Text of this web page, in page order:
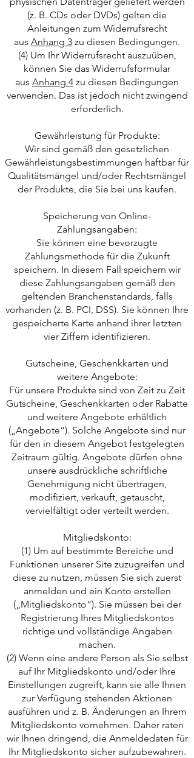
(z. B. CDs oder DVDs) gelten die
Anleitungen zum Widerrufsrecht
aus Anhang 3 zu diesen Bedingungen.
(4) Um Ihr Widerrufsrecht auszuüben,
können Sie das Widerrufsformular
aus Anhang 4 zu diesen Bedingungen
verwenden. Das ist jedoch nicht zwingend
erforderlich.
Gewährleistung für Produkte:
Wir sind gemäß den gesetzlichen
Gewährleistungsbestimmungen haftbar für
Qualitätsmängel und/oder Rechtsmängel
der Produkte, die Sie bei uns kaufen.
Speicherung von Online-
Zahlungsangaben:
Sie können eine bevorzugte
Zahlungsmethode für die Zukunft
speichern. In diesem Fall speichern wir
diese Zahlungsangaben gemäß den
geltenden Branchenstandards, falls
vorhanden (z. B. PCI, DSS). Sie können Ihre
gespeicherte Karte anhand ihrer letzten
vier Ziffern identifizieren.
Gutscheine, Geschenkkarten und
weitere Angebote:
Für unsere Produkte sind von Zeit zu Zeit
Gutscheine, Geschenkkarten oder Rabatte
und weitere Angebote erhältlich
(„Angebote“). Solche Angebote sind nur
für den in diesem Angebot festgelegten
Zeitraum gültig. Angebote dürfen ohne
unsere ausdrückliche schriftliche
Genehmigung nicht übertragen,
modifiziert, verkauft, getauscht,
vervielfältigt oder verteilt werden.
Mitgliedskonto:
(1) Um auf bestimmte Bereiche und
Funktionen unserer Site zuzugreifen und
diese zu nutzen, müssen Sie sich zuerst
anmelden und ein Konto erstellen
(„Mitgliedskonto“). Sie müssen bei der
Registrierung Ihres Mitgliedskontos
richtige und vollständige Angaben
machen.
(2) Wenn eine andere Person als Sie selbst
auf Ihr Mitgliedskonto und/oder Ihre
Einstellungen zugreift, kann sie alle Ihnen
zur Verfügung stehenden Aktionen
ausführen und z. B. Änderungen an Ihrem
Mitgliedskonto vornehmen. Daher raten
wir Ihnen dringend, die Anmeldedaten für
Ihr Mitgliedskonto sicher aufzubewahren.